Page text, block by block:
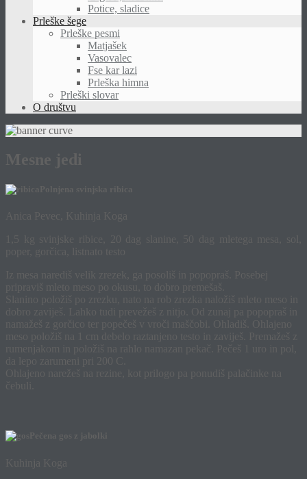
Potice, sladice
Prleške šege
Prleške pesmi
Matjašek
Vasovalec
Fse kar lazi
Prleška himna
Prleški slovar
O društvu
Mesne jedi
Polnjena svinjska ribica
Anica Pevec, Kuhinja Koga
1,5 kg svinjske ribice, 20 dag slanine, 50 dag mletega mesa, sol,
poper, gorčica, listnato testo
Iz mesa narediš velik zrezek, ga posoliš in popopraš. Posebej
pripraviš mleto meso po okusu, to dobro premešaš.
Slanino položiš po zrezku, nato na rob zrezka naložiš mleto meso in
dobro zaviješ. Lahko tudi prevežeš z nitjo. Od zunaj pa popopraš in
namažeš z gorčico ter popečeš v vroči maščobi. Ohladiš. Ohlajeno
meso položiš na 1 cm debelo raztanjeno testo in zaviješ. Premažeš z
rumenjakom in položiš na rahlo namazan pekač. Pečeš 1 uro in pol,
da lepo zarumeni pri 200 C.
Ohlajeno narežeš na rezine, kot prilogo pa ponudiš palačinke na
čebuli.
Pečena gos z jabolki
Kuhinja Koga